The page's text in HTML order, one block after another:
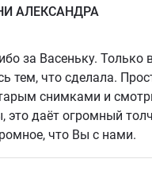
АЛЕКСАНДРА
за Васеньку. Только
тем, что сделала.
снимками и
это даёт огромный
что Вы с нами.